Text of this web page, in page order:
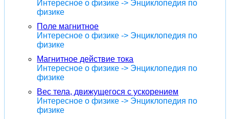
Интересное о физике -> Энциклопедия по
физике
Поле магнитное
Интересное о физике -> Энциклопедия по
физике
Магнитное действие тока
Интересное о физике -> Энциклопедия по
физике
Вес тела, движущегося с ускорением
Интересное о физике -> Энциклопедия по
физике